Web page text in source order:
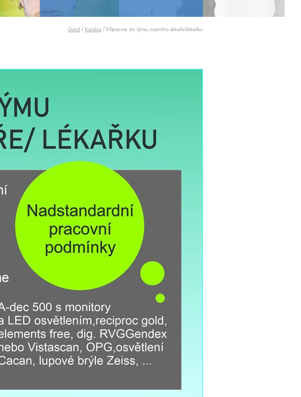
Úvod / Kariéra / Přijmeme do týmu zubního lékaře/lékařku